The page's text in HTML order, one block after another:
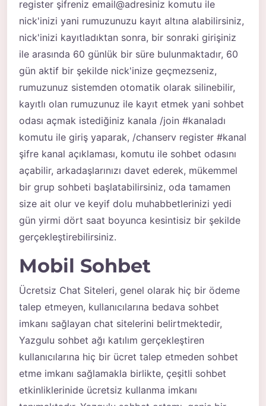
register şifreniz email@adresiniz komutu ile
nick'inizi yani rumuzunuzu kayıt altına alabilirsiniz,
nick'inizi kayıtladıktan sonra, bir sonraki girişiniz
ile arasında 60 günlük bir süre bulunmaktadır, 60
gün aktif bir şekilde nick'inize geçmezseniz,
rumuzunuz sistemden otomatik olarak silinebilir,
kayıtlı olan rumuzunuz ile kayıt etmek yani sohbet
odası açmak istediğiniz kanala /join #kanaladı
komutu ile giriş yaparak, /chanserv register #kanal
şifre kanal açıklaması, komutu ile sohbet odasını
açabilir, arkadaşlarınızı davet ederek, mükemmel
bir grup sohbeti başlatabilirsiniz, oda tamamen
size ait olur ve keyif dolu muhabbetlerinizi yedi
gün yirmi dört saat boyunca kesintisiz bir şekilde
gerçekleştirebilirsiniz.
Mobil Sohbet
Ücretsiz Chat Siteleri, genel olarak hiç bir ödeme
talep etmeyen, kullanıcılarına bedava sohbet
imkanı sağlayan chat sitelerini belirtmektedir,
Yazgulu sohbet ağı katılım gerçekleştiren
kullanıcılarına hiç bir ücret talep etmeden sohbet
etme imkanı sağlamakla birlikte, çeşitli sohbet
etkinliklerinide ücretsiz kullanma imkanı